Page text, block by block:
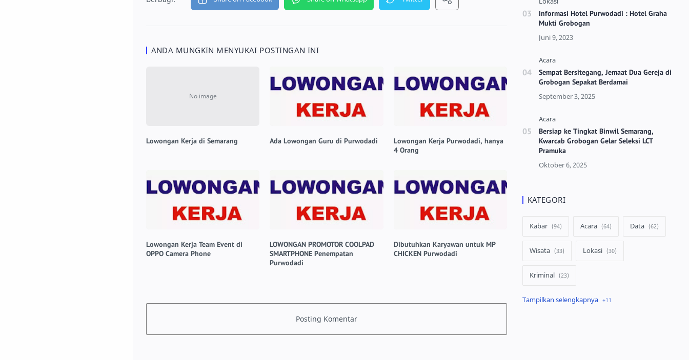
ANDA MUNGKIN MENYUKAI POSTINGAN INI
Lowongan Kerja di Semarang Ada Lowongan Guru di Purwodadi
Lowongan Kerja Purwodadi, hanya
4 Orang
Lowongan Kerja Team Event di
OPPO Camera Phone
LOWONGAN PROMOTOR COOLPAD
SMARTPHONE Penempatan
Purwodadi
Dibutuhkan Karyawan untuk MP
CHICKEN Purwodadi
Informasi Hotel Purwodadi : Hotel Graha
Mukti Grobogan
Sempat Bersitegang, Jemaat Dua Gereja di
Grobogan Sepakat Berdamai
Bersiap ke Tingkat Binwil Semarang,
Kwarcab Grobogan Gelar Seleksi LCT
Pramuka
KATEGORI
Kabar Acara Data
Wisata Lokasi
Kriminal
Peristiwa Kuliner